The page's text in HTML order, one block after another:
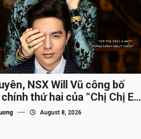
NSX Will Vũ công bố
thứ hai của “Chị Chị Em
August 8, 2026